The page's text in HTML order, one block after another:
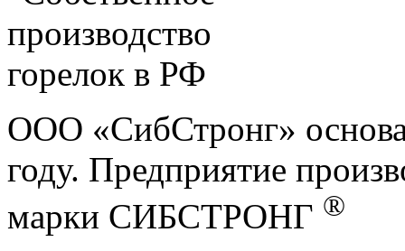
ООО «СибСтронг»
году. Предприятие
марки СИБСТРОНГ ®